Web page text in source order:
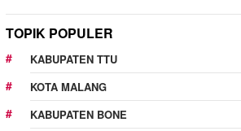
TOPIK POPULER
KABUPATEN TTU
KOTA MALANG
KABUPATEN BONE